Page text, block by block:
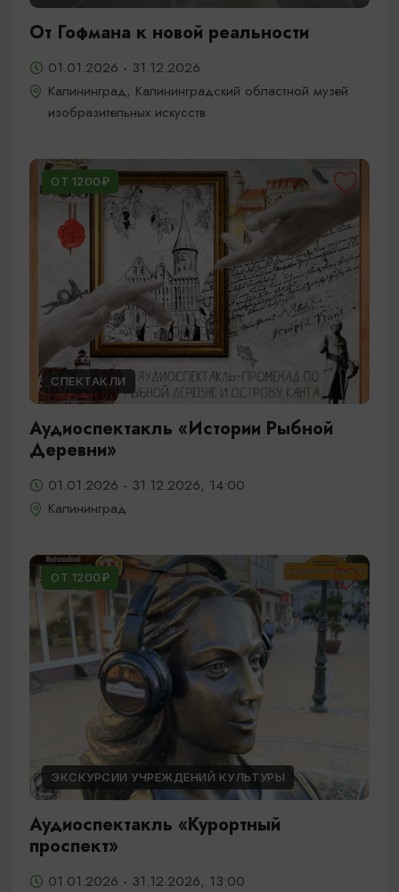
От Гофмана к новой реальности
01.01.2026 - 31.12.2026
Калининград, Калининградский областной музей
изобразительных искусств
ОТ 1200₽
СПЕКТАКЛИ
Аудиоспектакль «Истории Рыбной
Деревни»
01.01.2026 - 31.12.2026, 14:00
Калининград
ОТ 1200₽
ЭКСКУРСИИ УЧРЕЖДЕНИЙ КУЛЬТУРЫ
Аудиоспектакль «Курортный
проспект»
01.01.2026 - 31.12.2026, 13:00